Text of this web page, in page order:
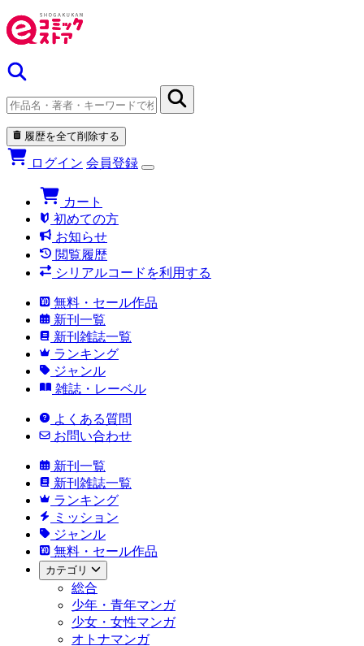
履歴を全て削除する
ログイン 会員登録
カート
初めての方
お知らせ
閲覧履歴
シリアルコードを利用する
無料・セール作品
新刊一覧
新刊雑誌一覧
ランキング
ジャンル
雑誌・レーベル
よくある質問
お問い合わせ
新刊一覧
新刊雑誌一覧
ランキング
ミッション
ジャンル
無料・セール作品
カテゴリ
総合
少年・青年マンガ
少女・女性マンガ
オトナマンガ